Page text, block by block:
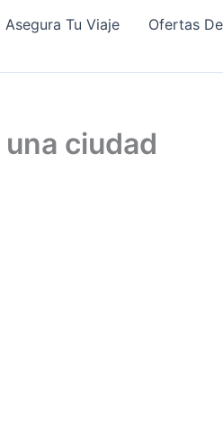
Asegura Tu Viaje
Ofertas
ciudad